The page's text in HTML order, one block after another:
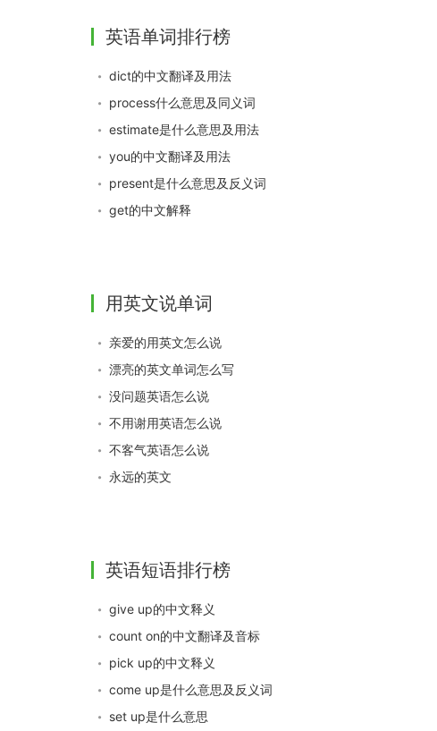
英语单词排行榜
dict的中文翻译及用法
process什么意思及同义词
estimate是什么意思及用法
you的中文翻译及用法
present是什么意思及反义词
get的中文解释
用英文说单词
亲爱的用英文怎么说
漂亮的英文单词怎么写
没问题英语怎么说
不用谢用英语怎么说
不客气英语怎么说
永远的英文
英语短语排行榜
give up的中文释义
count on的中文翻译及音标
pick up的中文释义
come up是什么意思及反义词
set up是什么意思